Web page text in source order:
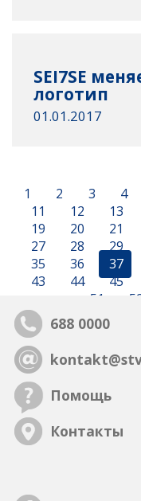
SEI7SE
логотип
01.01.2017
1 2 3 4
11
12 13
19
20 21
27
28 29
35
36 37
43
44 45
51
688 0000
Помощь
Контакты